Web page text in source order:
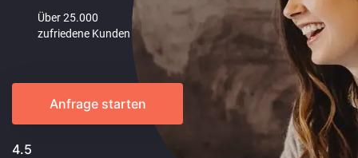
Anfrage starten
4.5
Über 25.000
zufriedene Kunden